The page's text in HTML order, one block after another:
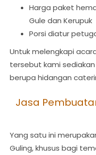
Harga paket
Gule dan Kerupuk
Porsi diatur
Untuk melengkapi
tersebut kami
berupa hidangan
Jasa
Yang satu ini
Guling, khusus bagi